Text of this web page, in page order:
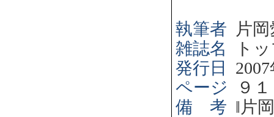
執筆者
片
雑誌名
ト
発行日
2007
ページ
９
備 考 ‖ 片